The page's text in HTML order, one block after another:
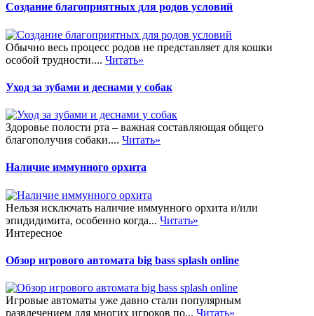
Создание благоприятных для родов условий
Обычно весь процесс родов не представляет для кошки
особой трудности.... Читать»
Уход за зубами и деснами у собак
Здоровье полости рта – важная составляющая общего
благополучия собаки.... Читать»
Наличие иммунного орхита
Нельзя исключать наличие иммунного орхита и/или
эпидидимита, особенно когда... Читать»
Интересное
Обзор игрового автомата big bass splash online
Игровые автоматы уже давно стали популярным
развлечением для многих игроков по... Читать»